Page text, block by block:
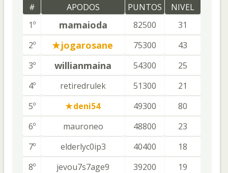
# APODOS PUNTOS
NIVEL
1º
mamaioda 82500
31
2º
jogarosane 75300
43
3º
willianmaina 54300
25
4º
retiredrulek 51300
21
5º
deni54 49300
80
6º
mauroneo 48800
23
7º
elderlyc0ip3 40400
18
8º
jevou7s7age9 39200
19